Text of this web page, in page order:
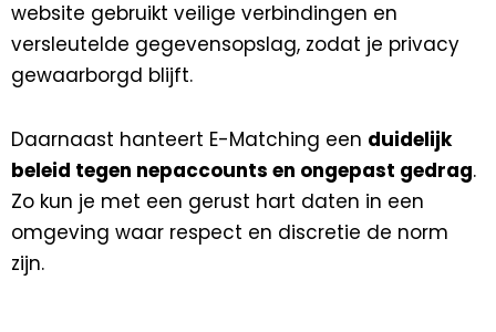
website gebruikt veilige verbindingen en
versleutelde gegevensopslag, zodat je privacy
gewaarborgd blijft.
Daarnaast hanteert E-Matching een duidelijk
beleid tegen nepaccounts en ongepast gedrag.
Zo kun je met een gerust hart daten in een
omgeving waar respect en discretie de norm
zijn.